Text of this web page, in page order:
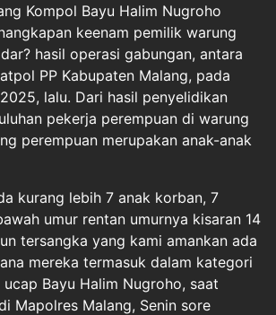
Kompol Bayu Halim Nugroho
keenam pemilik warung
hasil operasi gabungan, antara
PP Kabupaten Malang, pada
lalu. Dari hasil penyelidikan
pekerja perempuan di warung
perempuan merupakan anak-anak
kurang lebih 7 anak korban, 7
umur rentan umurnya kisaran 14
tersangka yang kami amankan ada
mereka termasuk dalam kategori
Bayu Halim Nugroho, saat
Mapolres Malang, Senin sore